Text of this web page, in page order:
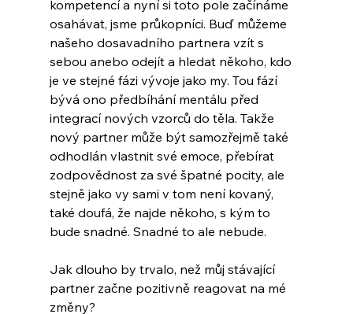
kompetencí a nyní si toto pole začínáme
osahávat, jsme průkopníci. Buď můžeme
našeho dosavadního partnera vzít s
sebou anebo odejít a hledat někoho, kdo
je ve stejné fázi vývoje jako my. Tou fází
bývá ono předbíhání mentálu před
integrací nových vzorců do těla. Takže
nový partner může být samozřejmě také
odhodlán vlastnit své emoce, přebírat
zodpovědnost za své špatné pocity, ale
stejně jako vy sami v tom není kovaný,
také doufá, že najde někoho, s kým to
bude snadné. Snadné to ale nebude.
Jak dlouho by trvalo, než můj stávající
partner začne pozitivně reagovat na mé
změny?